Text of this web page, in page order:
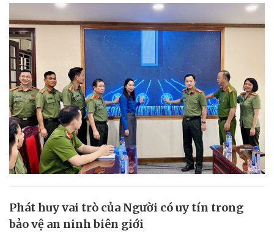
Phát huy vai trò của Người có uy tín trong
bảo vệ an ninh biên giới